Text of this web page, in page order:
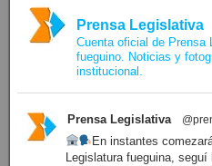
Prensa Legislativa
Cuenta oficial de Prensa
fueguino. Noticias y
institucional.
Prensa Legislativa
En instantes
Legislatura fueguina,